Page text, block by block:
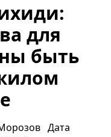
для
быть
Дата